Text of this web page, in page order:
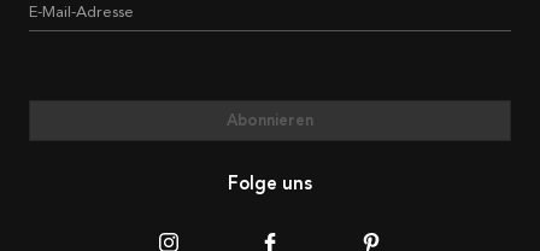
E-Mail-Adresse
Abonnieren
Folge uns